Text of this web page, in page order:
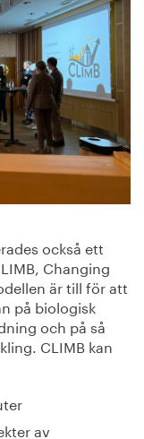
också ett
Changing
är till för att
på biologisk
och på så
CLIMB kan
av